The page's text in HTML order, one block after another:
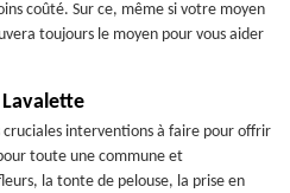
coûté. Sur ce, même si votre moyen
toujours le moyen pour vous aider
cruciales interventions à faire pour offrir
toute une commune et
la tonte de pelouse, la prise en